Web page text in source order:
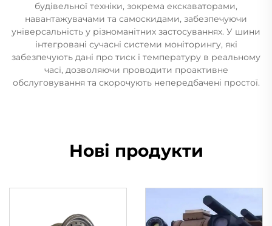
будівельної техніки, зокрема екскаваторами,
навантажувачами та самоскидами, забезпечуючи
універсальність у різноманітних застосуваннях. У шини
інтегровані сучасні системи моніторингу, які
забезпечують дані про тиск і температуру в реальному
часі, дозволяючи проводити проактивне
обслуговування та скорочують непередбачені простої.
Нові продукти